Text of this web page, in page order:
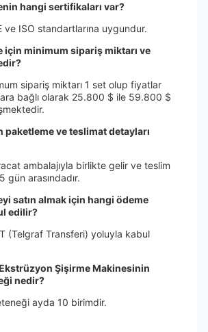
hangi sertifikaları var?
ve ISO standartlarına uygundur.
için minimum sipariş miktarı ve
sipariş miktarı 1 set olup fiyatlar
bağlı olarak 25.800 $ ile 59.800 $
paketleme ve teslimat detayları
ambalajıyla birlikte gelir ve teslim
gün arasındadır.
satın almak için hangi ödeme
edilir?
(Telgraf Transferi) yoluyla kabul
Şişirme Makinesinin
nedir?
ayda 10 birimdir.